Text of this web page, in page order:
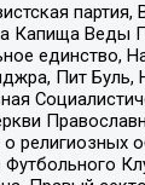
Капища Веды
единство,
Пит Буль,
религиозных